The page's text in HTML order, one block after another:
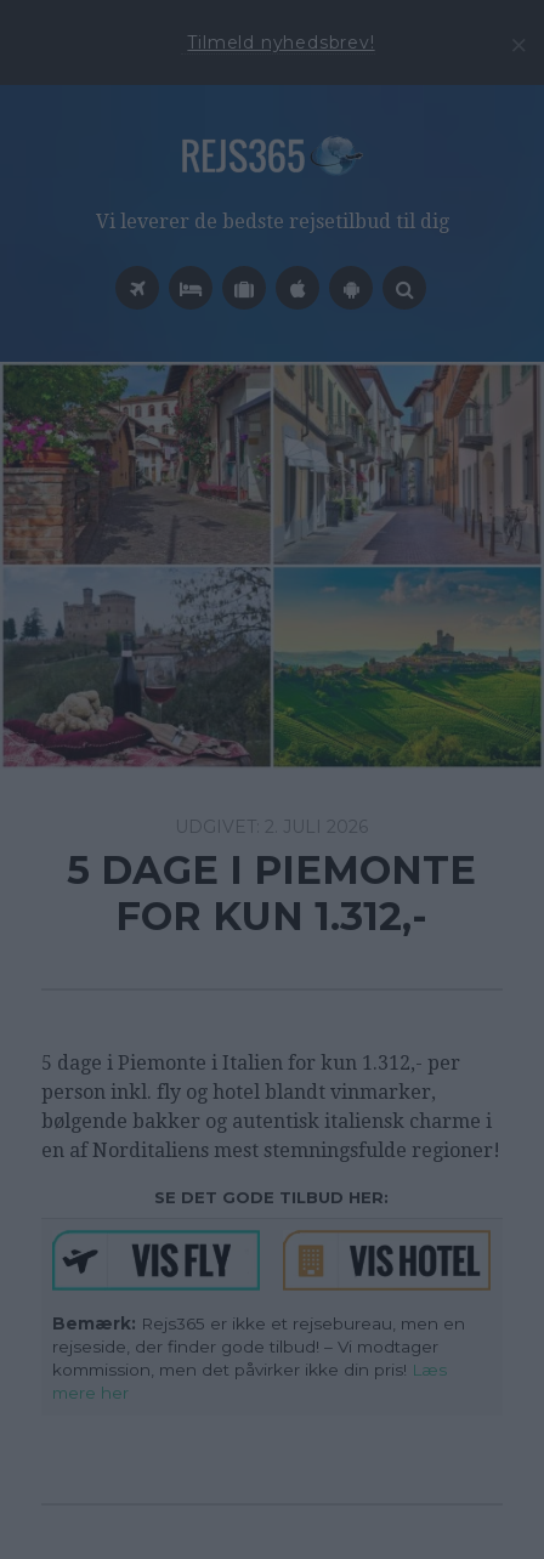
Tilmeld nyhedsbrev!
Vi leverer de bedste rejsetilbud til dig
2. JULI 2026
5 DAGE I PIEMONTE
FOR KUN 1.312,-
5 dage i Piemonte i Italien for kun 1.312,- per
person inkl. fly og hotel blandt vinmarker,
bølgende bakker og autentisk italiensk charme i
en af Norditaliens mest stemningsfulde regioner!
SE DET GODE TILBUD HER:
Bemærk: Rejs365 er ikke et rejsebureau, men en
rejseside, der finder gode tilbud! – Vi modtager
kommission, men det påvirker ikke din pris! Læs
mere her